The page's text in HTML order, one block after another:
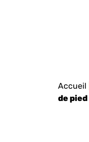
Accueil
de pied